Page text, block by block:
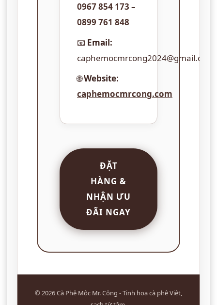
0967 854 173 –
0899 761 848
📧 Email:
caphemocmrcong2024@gmail.com
🌐Website:
caphemocmrcong.com
ĐẶT
HÀNG &
NHẬN ƯU
ĐÃI NGAY
© 2026 Cà Phê Mộc Mr. Công - Tinh hoa cà phê Việt,